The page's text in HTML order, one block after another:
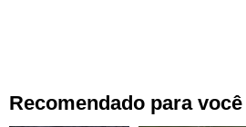
Recomendado para você